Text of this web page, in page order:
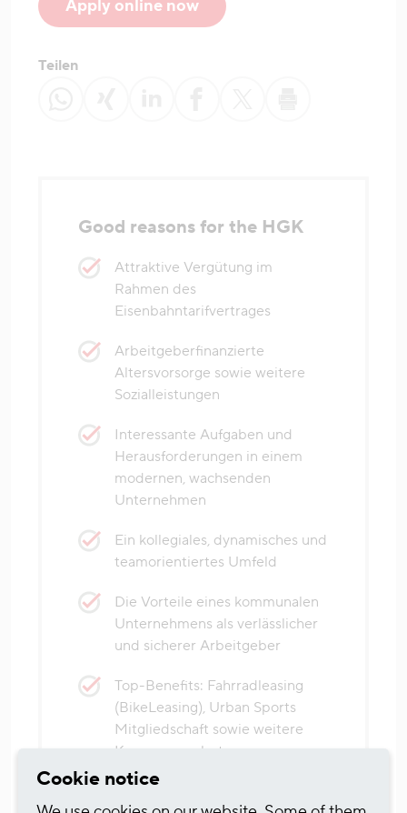
Apply online now
Teilen
Good reasons for the HGK
Attraktive Vergütung im
Rahmen des
Eisenbahntarifvertrages
Arbeitgeberfinanzierte
Altersvorsorge sowie weitere
Sozialleistungen
Interessante Aufgaben und
Herausforderungen in einem
modernen, wachsenden
Unternehmen
Ein kollegiales, dynamisches und
teamorientiertes Umfeld
Die Vorteile eines kommunalen
Unternehmens als verlässlicher
und sicherer Arbeitgeber
Top-Benefits: Fahrradleasing
(BikeLeasing), Urban Sports
Mitgliedschaft sowie weitere
Konzernangebote
Cookie notice